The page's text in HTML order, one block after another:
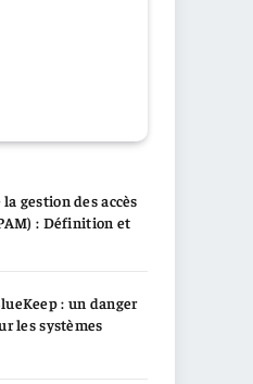
gestion des accès
: Définition et
: un danger
les systèmes